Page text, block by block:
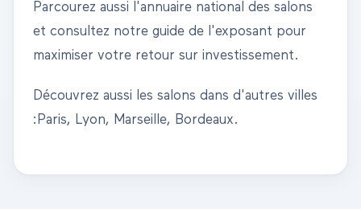
Parcourez aussi l'annuaire national des salons
et consultez notre guide de l'exposant pour
maximiser votre retour sur investissement.
Découvrez aussi les salons dans d'autres villes
:Paris, Lyon, Marseille, Bordeaux.